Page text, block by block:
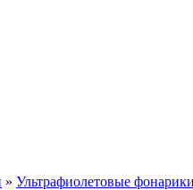
» Ультрафиолетовые